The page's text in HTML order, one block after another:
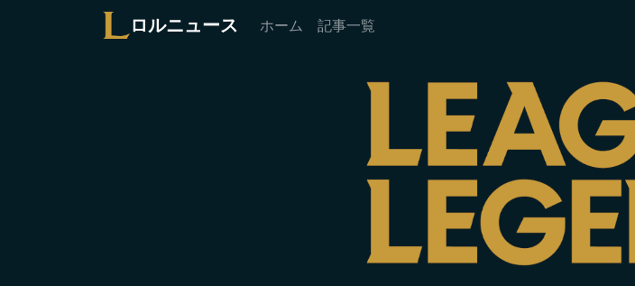
ロルニュース ホーム 記事一覧